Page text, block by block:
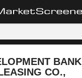
BANK
CO.,